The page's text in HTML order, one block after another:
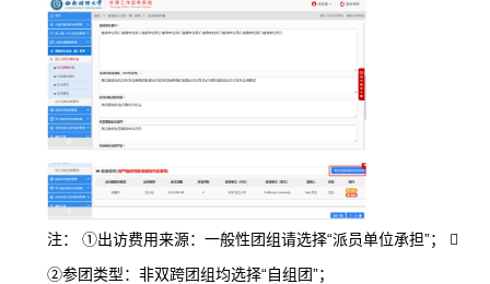
注： ①出访费用来源：一般性团组请选择“派员单位承担”； 
②参团类型：非双跨团组均选择“自组团”；